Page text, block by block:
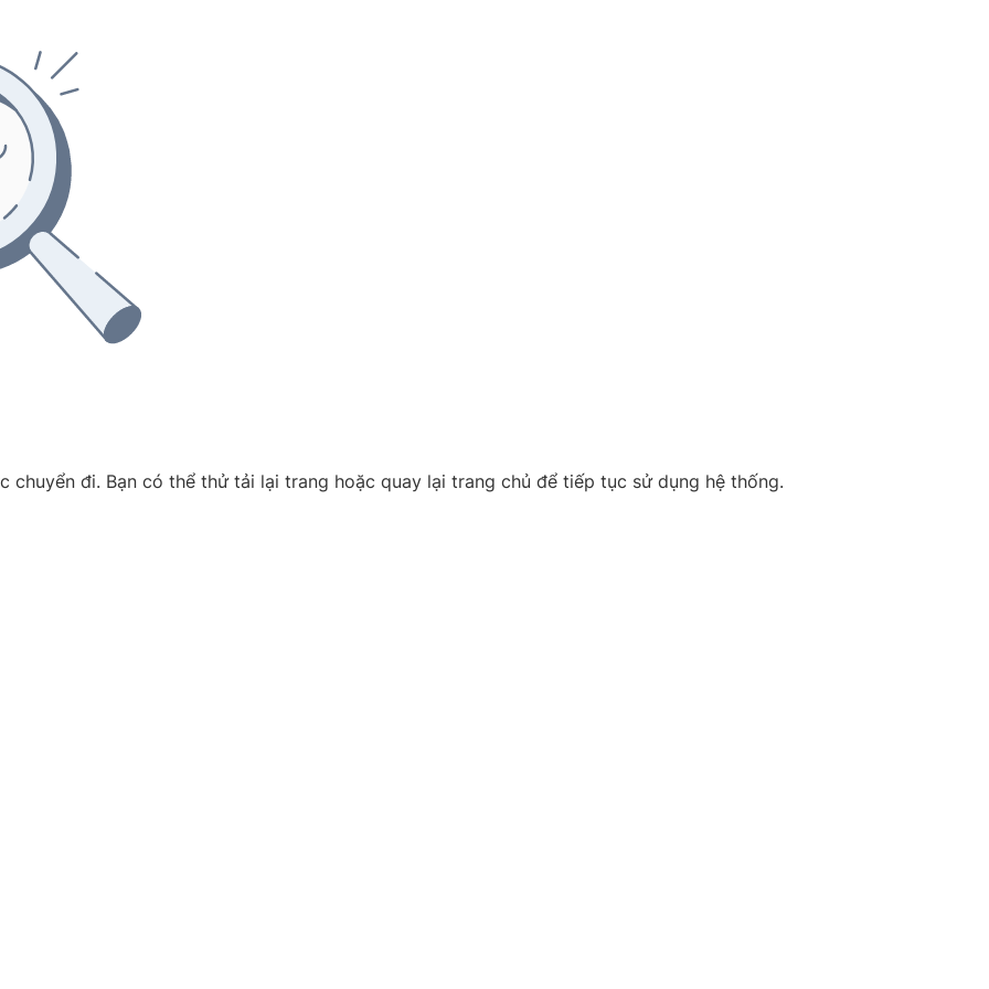
đi. Bạn có thể thử tải lại trang hoặc quay lại trang chủ để tiếp tục sử dụng hệ thống.